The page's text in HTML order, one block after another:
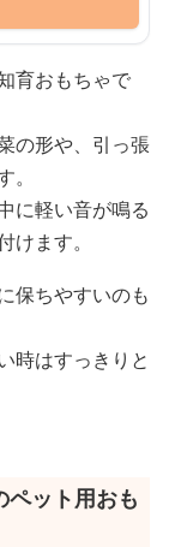
育おもちゃで
の形や、引っ張
に軽い音が鳴る
ます。
保ちやすいのも
時はすっきりと
ペット用おも